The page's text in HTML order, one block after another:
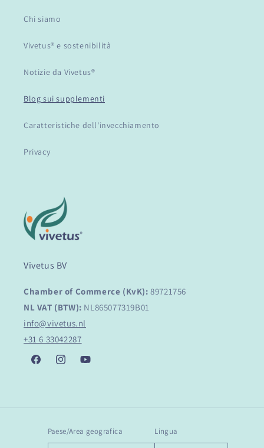
Chi siamo
Vivetus® e sostenibilità
Notizie da Vivetus®
Blog sui supplementi
Caratteristiche dell'invecchiamento
Privacy
Vivetus BV
Chamber of Commerce (KvK): 89721756
NL VAT (BTW): NL865077319B01
info@vivetus.nl
+31 6 33042287
FacebookInstagramYouTube
Paese/Area geografica Lingua